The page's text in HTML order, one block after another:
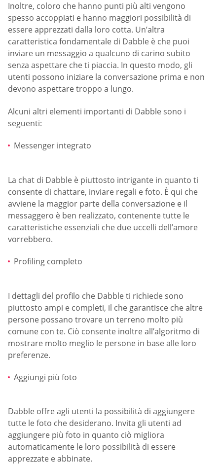
Inoltre, coloro che hanno punti più alti vengono
spesso accoppiati e hanno maggiori possibilità di
essere apprezzati dalla loro cotta. Un’altra
caratteristica fondamentale di Dabble è che puoi
inviare un messaggio a qualcuno di carino subito
senza aspettare che ti piaccia. In questo modo, gli
utenti possono iniziare la conversazione prima e non
devono aspettare troppo a lungo.
Alcuni altri elementi importanti di Dabble sono i
seguenti:
Messenger integrato
La chat di Dabble è piuttosto intrigante in quanto ti
consente di chattare, inviare regali e foto. È qui che
avviene la maggior parte della conversazione e il
messaggero è ben realizzato, contenente tutte le
caratteristiche essenziali che due uccelli dell’amore
vorrebbero.
Profiling completo
I dettagli del profilo che Dabble ti richiede sono
piuttosto ampi e completi, il che garantisce che altre
persone possano trovare un terreno molto più
comune con te. Ciò consente inoltre all’algoritmo di
mostrare molto meglio le persone in base alle loro
preferenze.
Aggiungi più foto
Dabble offre agli utenti la possibilità di aggiungere
tutte le foto che desiderano. Invita gli utenti ad
aggiungere più foto in quanto ciò migliora
automaticamente le loro possibilità di essere
apprezzate e abbinate.